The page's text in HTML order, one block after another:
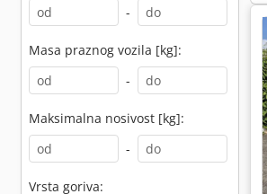
-
Masa praznog vozila [kg]:
-
Maksimalna nosivost [kg]:
-
Vrsta goriva: